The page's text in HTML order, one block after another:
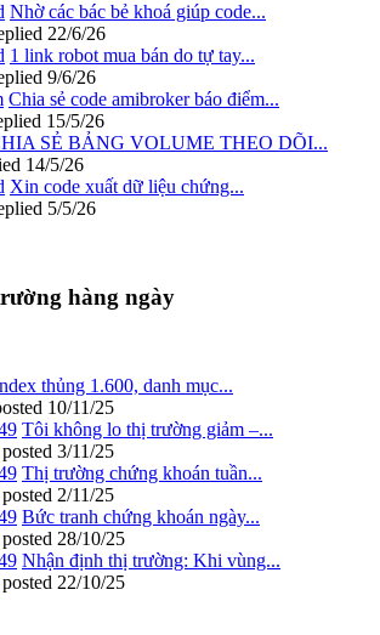
Nhờ các bác bẻ khoá giúp code...
22/6/26
1 link robot mua bán do tự tay...
9/6/26
Chia sẻ code amibroker báo điểm...
15/5/26
SẺ BẢNG VOLUME THEO DÕI...
14/5/26
Xin code xuất dữ liệu chứng...
5/5/26
hàng ngày
thủng 1.600, danh mục...
10/11/25
Tôi không lo thị trường giảm –...
posted 3/11/25
Thị trường chứng khoán tuần...
posted 2/11/25
Bức tranh chứng khoán ngày...
posted 28/10/25
Nhận định thị trường: Khi vùng...
posted 22/10/25